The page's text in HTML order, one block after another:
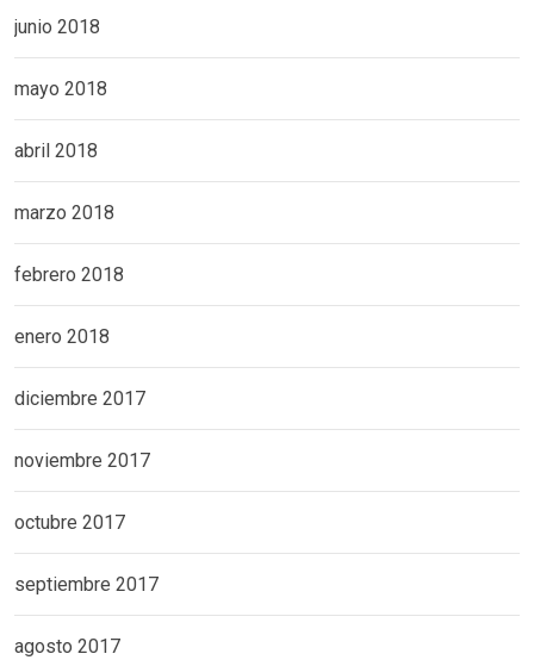
junio 2018
mayo 2018
abril 2018
marzo 2018
febrero 2018
enero 2018
diciembre 2017
noviembre 2017
octubre 2017
septiembre 2017
agosto 2017